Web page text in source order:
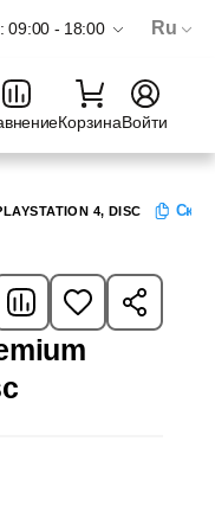
09:00 - 18:00 Ru
КорзинаВойти
4, DISC